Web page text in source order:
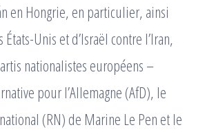
en Hongrie, en particulier, ainsi
Unis et d’Israël contre l’Iran,
nationalistes européens –
pour l’Allemagne (AfD), le
(RN) de Marine Le Pen et le